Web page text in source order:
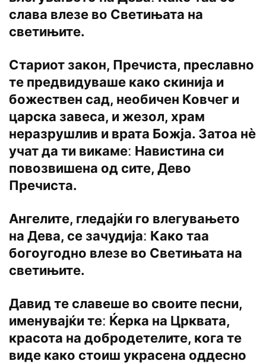
слава влезе во Светињата на
светињите.
Стариот закон, Пречиста, преславно
те предвидуваше како скинија и
божествен сад, необичен Ковчег и
царска завеса, и жезол, храм
неразрушлив и врата Божја. Затоа нѐ
учат да ти викамеː Навистина си
повозвишена од сите, Дево
Пречиста.
Ангелите, гледајќи го влегувањето
на Дева, се зачудијаː Како таа
богоугодно влезе во Светињата на
светињите.
Давид те славеше во своите песни,
именувајќи теː Ќерка на Црквата,
красота на добродетелите, кога те
виде како стоиш украсена оддесно